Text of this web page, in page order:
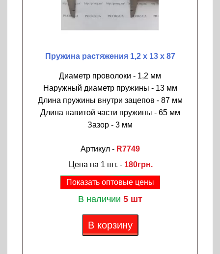
Пружина растяжения 1,2 х 13 х 87
Диаметр проволоки - 1,2 мм
Наружный диаметр пружины - 13 мм
Длина пружины внутри зацепов - 87 мм
Длина навитой части пружины - 65 мм
Зазор - 3 мм
Артикул - R7749
Цена на 1 шт. - 180грн.
Показать оптовые цены
В наличии 5 шт
В корзину